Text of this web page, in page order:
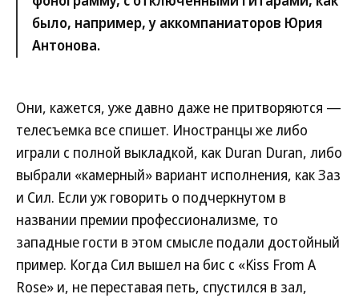
было, например, у аккомпаниаторов Юрия
Антонова.
Они, кажется, уже давно даже не притворяются —
телесъемка все спишет. Иностранцы же либо
играли с полной выкладкой, как Duran Duran, либо
выбрали «камерный» вариант исполнения, как Заз
и Сил. Если уж говорить о подчеркнутом в
названии премии профессионализме, то
западные гости в этом смысле подали достойный
пример. Когда Сил вышел на бис с «Kiss From A
Rose» и, не переставая петь, спустился в зал,